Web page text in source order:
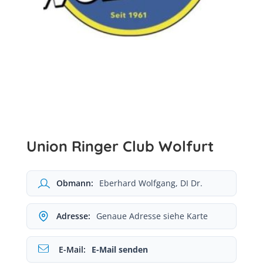
Union Ringer Club Wolfurt
Obmann: Eberhard Wolfgang, DI Dr.
Adresse: Genaue Adresse siehe Karte
E-Mail: E-Mail senden